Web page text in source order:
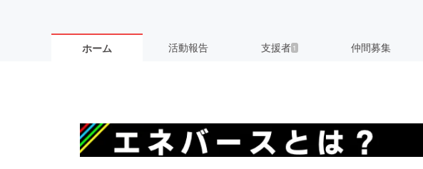
ホーム 活動報告 支援者 1 仲間募集